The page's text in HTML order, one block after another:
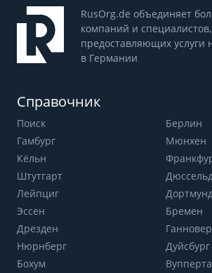
RusOrg.de объединяет
компаний и специалистов,
предоставляющих услуги
в Германии
Справочник
Поиск
Берлин
Гамбург
Мюнхен
Кёльн
Штутгарт
Лейпциг
Эссен
Бремен
Дрезден
Ганновер
Нюрнберг
Дуйсбург
Бохум